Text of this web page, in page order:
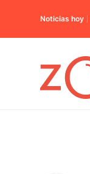
Noticias hoy